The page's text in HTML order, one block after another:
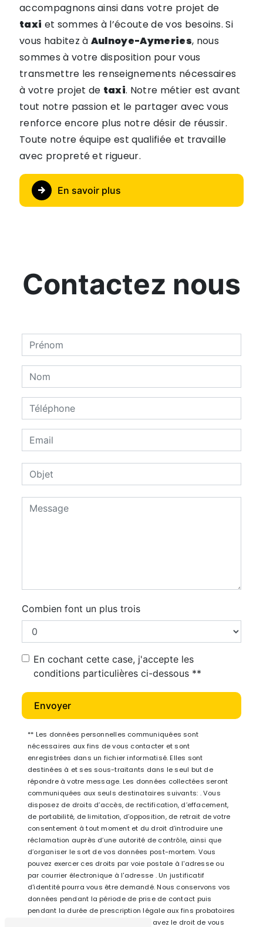
accompagnons ainsi dans votre projet de
taxi et sommes à l’écoute de vos besoins. Si
vous habitez à Aulnoye-Aymeries, nous
sommes à votre disposition pour vous
transmettre les renseignements nécessaires
à votre projet de taxi. Notre métier est avant
tout notre passion et le partager avec vous
renforce encore plus notre désir de réussir.
Toute notre équipe est qualifiée et travaille
avec propreté et rigueur.
En savoir plus
Contactez nous
Combien font un plus trois
En cochant cette case, j'accepte les
conditions particulières ci-dessous **
Envoyer
** Les données personnelles communiquées sont
nécessaires aux fins de vous contacter et sont
enregistrées dans un fichier informatisé. Elles sont
destinées à et ses sous-traitants dans le seul but de
répondre à votre message. Les données collectées seront
communiquées aux seuls destinataires suivants: . Vous
disposez de droits d’accès, de rectification, d’effacement,
de portabilité, de limitation, d’opposition, de retrait de votre
consentement à tout moment et du droit d’introduire une
réclamation auprès d’une autorité de contrôle, ainsi que
d’organiser le sort de vos données post-mortem. Vous
pouvez exercer ces droits par voie postale à l'adresse ou
par courrier électronique à l'adresse . Un justificatif
d'identité pourra vous être demandé. Nous conservons vos
données pendant la période de prise de contact puis
pendant la durée de prescription légale aux fins probatoires
et de gestion des contentieux. Vous avez le droit de vous